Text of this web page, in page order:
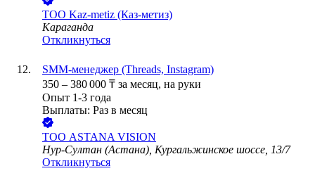
ТОО Kaz-metiz (Каз-метиз)
Караганда
Откликнуться
SMM-менеджер (Threads, Instagram)
350 – 380 000 ₸ за месяц, на руки
Опыт 1-3 года
Выплаты: Раз в месяц
ТОО ASTANA VISION
Нур-Султан (Астана), Кургальжинское шоссе, 13/7
Откликнуться